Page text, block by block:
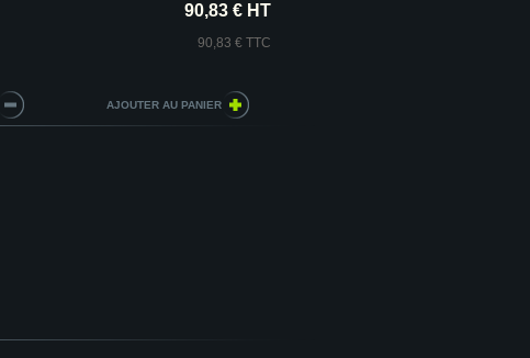
90,83 € HT
90,83 € TTC